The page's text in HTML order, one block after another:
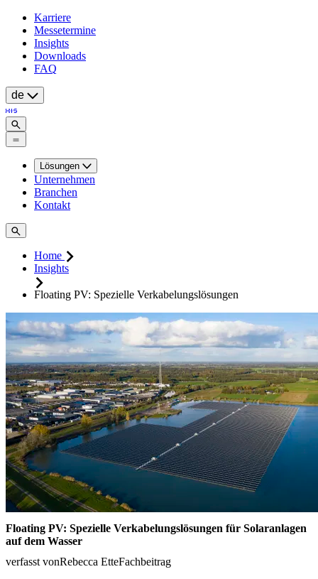
Karriere
Messetermine
Insights
Downloads
FAQ
de
Lösungen
Unternehmen
Branchen
Kontakt
Home
Insights
Floating PV: Spezielle Verkabelungslösungen
Floating PV: Spezielle Verkabelungslösungen für Solaranlagen
auf dem Wasser
verfasst vonRebecca EtteFachbeitrag